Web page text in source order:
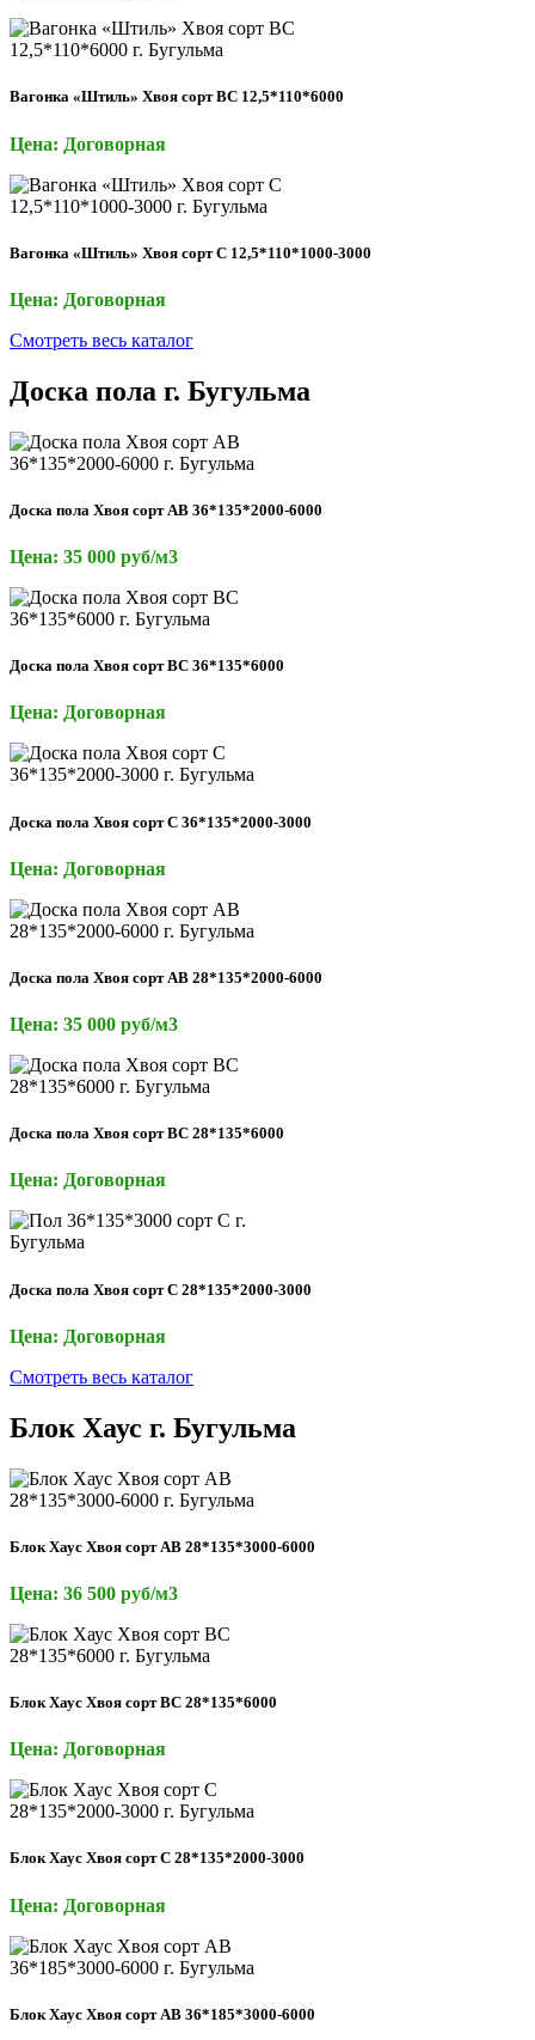
Вагонка «Штиль» Хвоя сорт ВС 12,5*110*6000
Цена: Договорная
Вагонка «Штиль» Хвоя сорт С 12,5*110*1000-3000
Цена: Договорная
Смотреть весь каталог
Доска пола г. Бугульма
Доска пола Хвоя сорт АВ 36*135*2000-6000
Цена: 35 000 руб/м3
Доска пола Хвоя сорт ВС 36*135*6000
Цена: Договорная
Доска пола Хвоя сорт С 36*135*2000-3000
Цена: Договорная
Доска пола Хвоя сорт АВ 28*135*2000-6000
Цена: 35 000 руб/м3
Доска пола Хвоя сорт ВС 28*135*6000
Цена: Договорная
Доска пола Хвоя сорт С 28*135*2000-3000
Цена: Договорная
Смотреть весь каталог
Блок Хаус г. Бугульма
Блок Хаус Хвоя сорт АВ 28*135*3000-6000
Цена: 36 500 руб/м3
Блок Хаус Хвоя сорт ВС 28*135*6000
Цена: Договорная
Блок Хаус Хвоя сорт С 28*135*2000-3000
Цена: Договорная
Блок Хаус Хвоя сорт АВ 36*185*3000-6000